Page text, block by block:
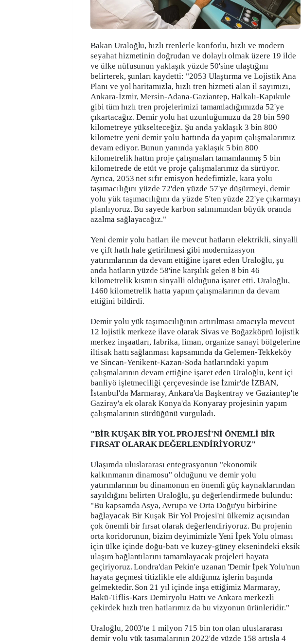
Bakan Uraloğlu, hızlı trenlerle konforlu, hızlı ve modern
seyahat hizmetinin doğrudan ve dolaylı olmak üzere 19 ilde
ve ülke nüfusunun yaklaşık yüzde 50'sine ulaştığını
belirterek, şunları kaydetti: "2053 Ulaştırma ve Lojistik Ana
Planı ve yol haritamızla, hızlı tren hizmeti alan il sayımızı,
Ankara-İzmir, Mersin-Adana-Gaziantep, Halkalı-Kapıkule
gibi tüm hızlı tren projelerimizi tamamladığımızda 52'ye
çıkartacağız. Demir yolu hat uzunluğumuzu da 28 bin 590
kilometreye yükselteceğiz. Şu anda yaklaşık 3 bin 800
kilometre yeni demir yolu hattında da yapım çalışmalarımız
devam ediyor. Bunun yanında yaklaşık 5 bin 800
kilometrelik hattın proje çalışmaları tamamlanmış 5 bin
kilometrede de etüt ve proje çalışmalarımız da sürüyor.
Ayrıca, 2053 net sıfır emisyon hedefimizle, kara yolu
taşımacılığını yüzde 72'den yüzde 57'ye düşürmeyi, demir
yolu yük taşımacılığını da yüzde 5'ten yüzde 22'ye çıkarmayı
planlıyoruz. Bu sayede karbon salınımından büyük oranda
azalma sağlayacağız."
Yeni demir yolu hatları ile mevcut hatların elektrikli, sinyalli
ve çift hatlı hale getirilmesi gibi modernizasyon
yatırımlarının da devam ettiğine işaret eden Uraloğlu, şu
anda hatların yüzde 58'ine karşılık gelen 8 bin 46
kilometrelik kısmın sinyalli olduğuna işaret etti. Uraloğlu,
1460 kilometrelik hatta yapım çalışmalarının da devam
ettiğini bildirdi.
Demir yolu yük taşımacılığının artırılması amacıyla mevcut
12 lojistik merkeze ilave olarak Sivas ve Boğazköprü lojistik
merkez inşaatları, fabrika, liman, organize sanayi bölgelerine
iltisak hattı sağlanması kapsamında da Gelemen-Tekkeköy
ve Sincan-Yenikent-Kazan-Soda hatlarındaki yapım
çalışmalarının devam ettiğine işaret eden Uraloğlu, kent içi
banliyö işletmeciliği çerçevesinde ise İzmir'de İZBAN,
İstanbul'da Marmaray, Ankara'da Başkentray ve Gaziantep'te
Gaziray'a ek olarak Konya'da Konyaray projesinin yapım
çalışmalarının sürdüğünü vurguladı.
"BİR KUŞAK BİR YOL PROJESİ'Nİ ÖNEMLİ BİR
FIRSAT OLARAK DEĞERLENDİRİYORUZ"
Ulaşımda uluslararası entegrasyonun "ekonomik
kalkınmanın dinamosu" olduğunu ve demir yolu
yatırımlarının bu dinamonun en önemli güç kaynaklarından
sayıldığını belirten Uraloğlu, şu değerlendirmede bulundu:
"Bu kapsamda Asya, Avrupa ve Orta Doğu'yu birbirine
bağlayacak Bir Kuşak Bir Yol Projesi'ni ülkemiz açısından
çok önemli bir fırsat olarak değerlendiriyoruz. Bu projenin
orta koridorunun, bizim deyimimizle Yeni İpek Yolu olması
için ülke içinde doğu-batı ve kuzey-güney eksenindeki eksik
ulaşım bağlantılarını tamamlayacak projeleri hayata
geçiriyoruz. Londra'dan Pekin'e uzanan 'Demir İpek Yolu'nun
hayata geçmesi titizlikle ele aldığımız işlerin başında
gelmektedir. Son 21 yıl içinde inşa ettiğimiz Marmaray,
Bakü-Tiflis-Kars Demiryolu Hattı ve Ankara merkezli
çekirdek hızlı tren hatlarımız da bu vizyonun ürünleridir."
Uraloğlu, 2003'te 1 milyon 715 bin ton olan uluslararası
demir yolu yük taşımalarının 2022'de yüzde 158 artışla 4